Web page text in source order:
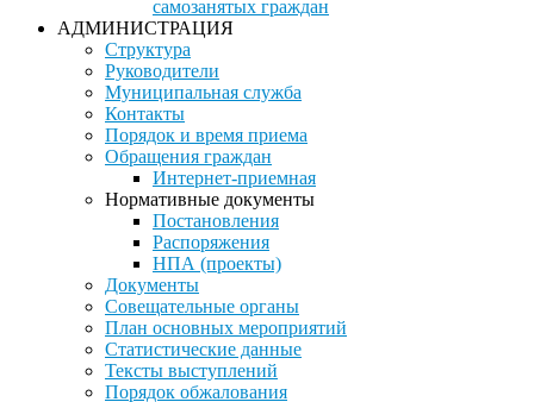
самозанятых граждан
АДМИНИСТРАЦИЯ
Структура
Руководители
Муниципальная служба
Контакты
Порядок и время приема
Обращения граждан
Интернет-приемная
Нормативные документы
Постановления
Распоряжения
НПА (проекты)
Документы
Совещательные органы
План основных мероприятий
Статистические данные
Тексты выступлений
Порядок обжалования